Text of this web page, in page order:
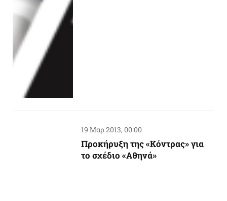
19 Μαρ 2013, 00:00
Προκήρυξη της «Κόντρας» για
το σχέδιο «Αθηνά»